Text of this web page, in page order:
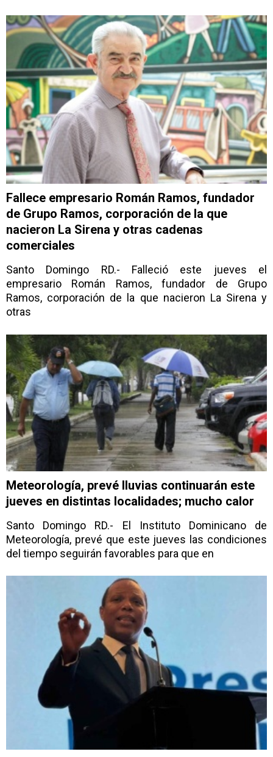
Fallece empresario Román Ramos, fundador
de Grupo Ramos, corporación de la que
nacieron La Sirena y otras cadenas
comerciales
Santo Domingo RD.- Falleció este jueves el
empresario Román Ramos, fundador de Grupo
Ramos, corporación de la que nacieron La Sirena y
otras
Meteorología, prevé lluvias continuarán este
jueves en distintas localidades; mucho calor
Santo Domingo RD.- El Instituto Dominicano de
Meteorología, prevé que este jueves las condiciones
del tiempo seguirán favorables para que en